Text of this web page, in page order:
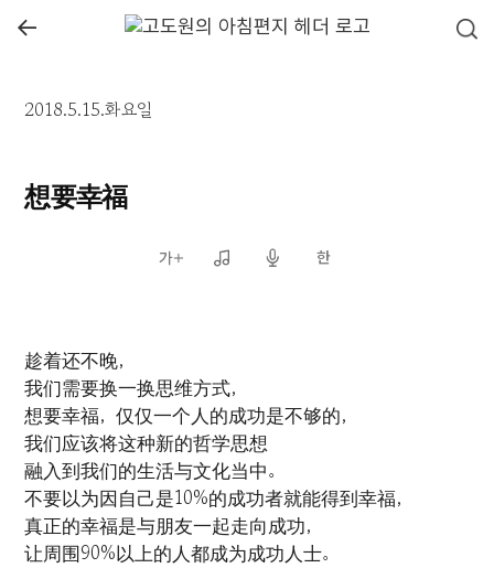
←
2018.5.15.화요일
想要幸福
趁着还不晚，
我们需要换一换思维方式，
想要幸福，仅仅一个人的成功是不够的，
我们应该将这种新的哲学思想
融入到我们的生活与文化当中。
不要以为因自己是10%的成功者就能得到幸福，
真正的幸福是与朋友一起走向成功，
让周围90%以上的人都成为成功人士。